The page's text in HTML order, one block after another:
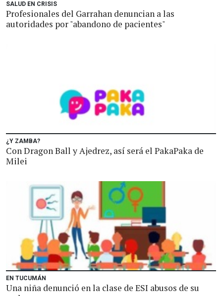
SALUD EN CRISIS
Profesionales del Garrahan denuncian a las
autoridades por "abandono de pacientes"
¿Y ZAMBA?
Con Dragon Ball y Ajedrez, así será el PakaPaka de
Milei
EN TUCUMÁN
Una niña denunció en la clase de ESI abusos de su